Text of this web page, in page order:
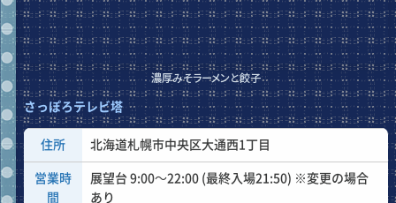
濃厚みそラーメンと餃子
さっぽろテレビ塔
住所 北海道札幌市中央区大通西1丁目
営業時
間
展望台 9:00～22:00 (最終入場21:50) ※変更の場合
あり